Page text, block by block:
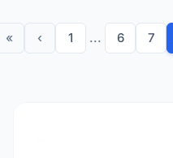
« ‹ 1 ... 6 7